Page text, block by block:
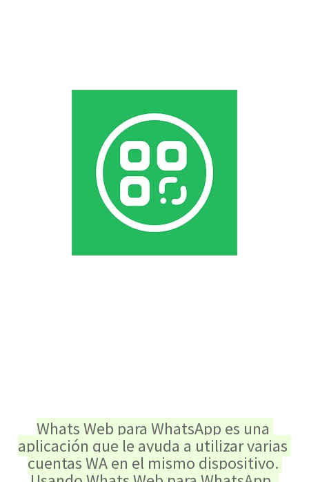
Whats Web para WhatsApp es una
aplicación que le ayuda a utilizar varias
cuentas WA en el mismo dispositivo.